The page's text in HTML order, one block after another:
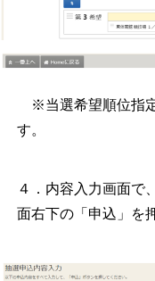
※当選希望順位指
す。
４．内容入力画面で
面右下の「申込」を